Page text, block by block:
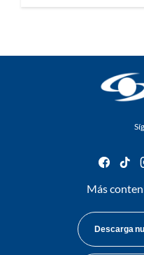
Más
Descarga